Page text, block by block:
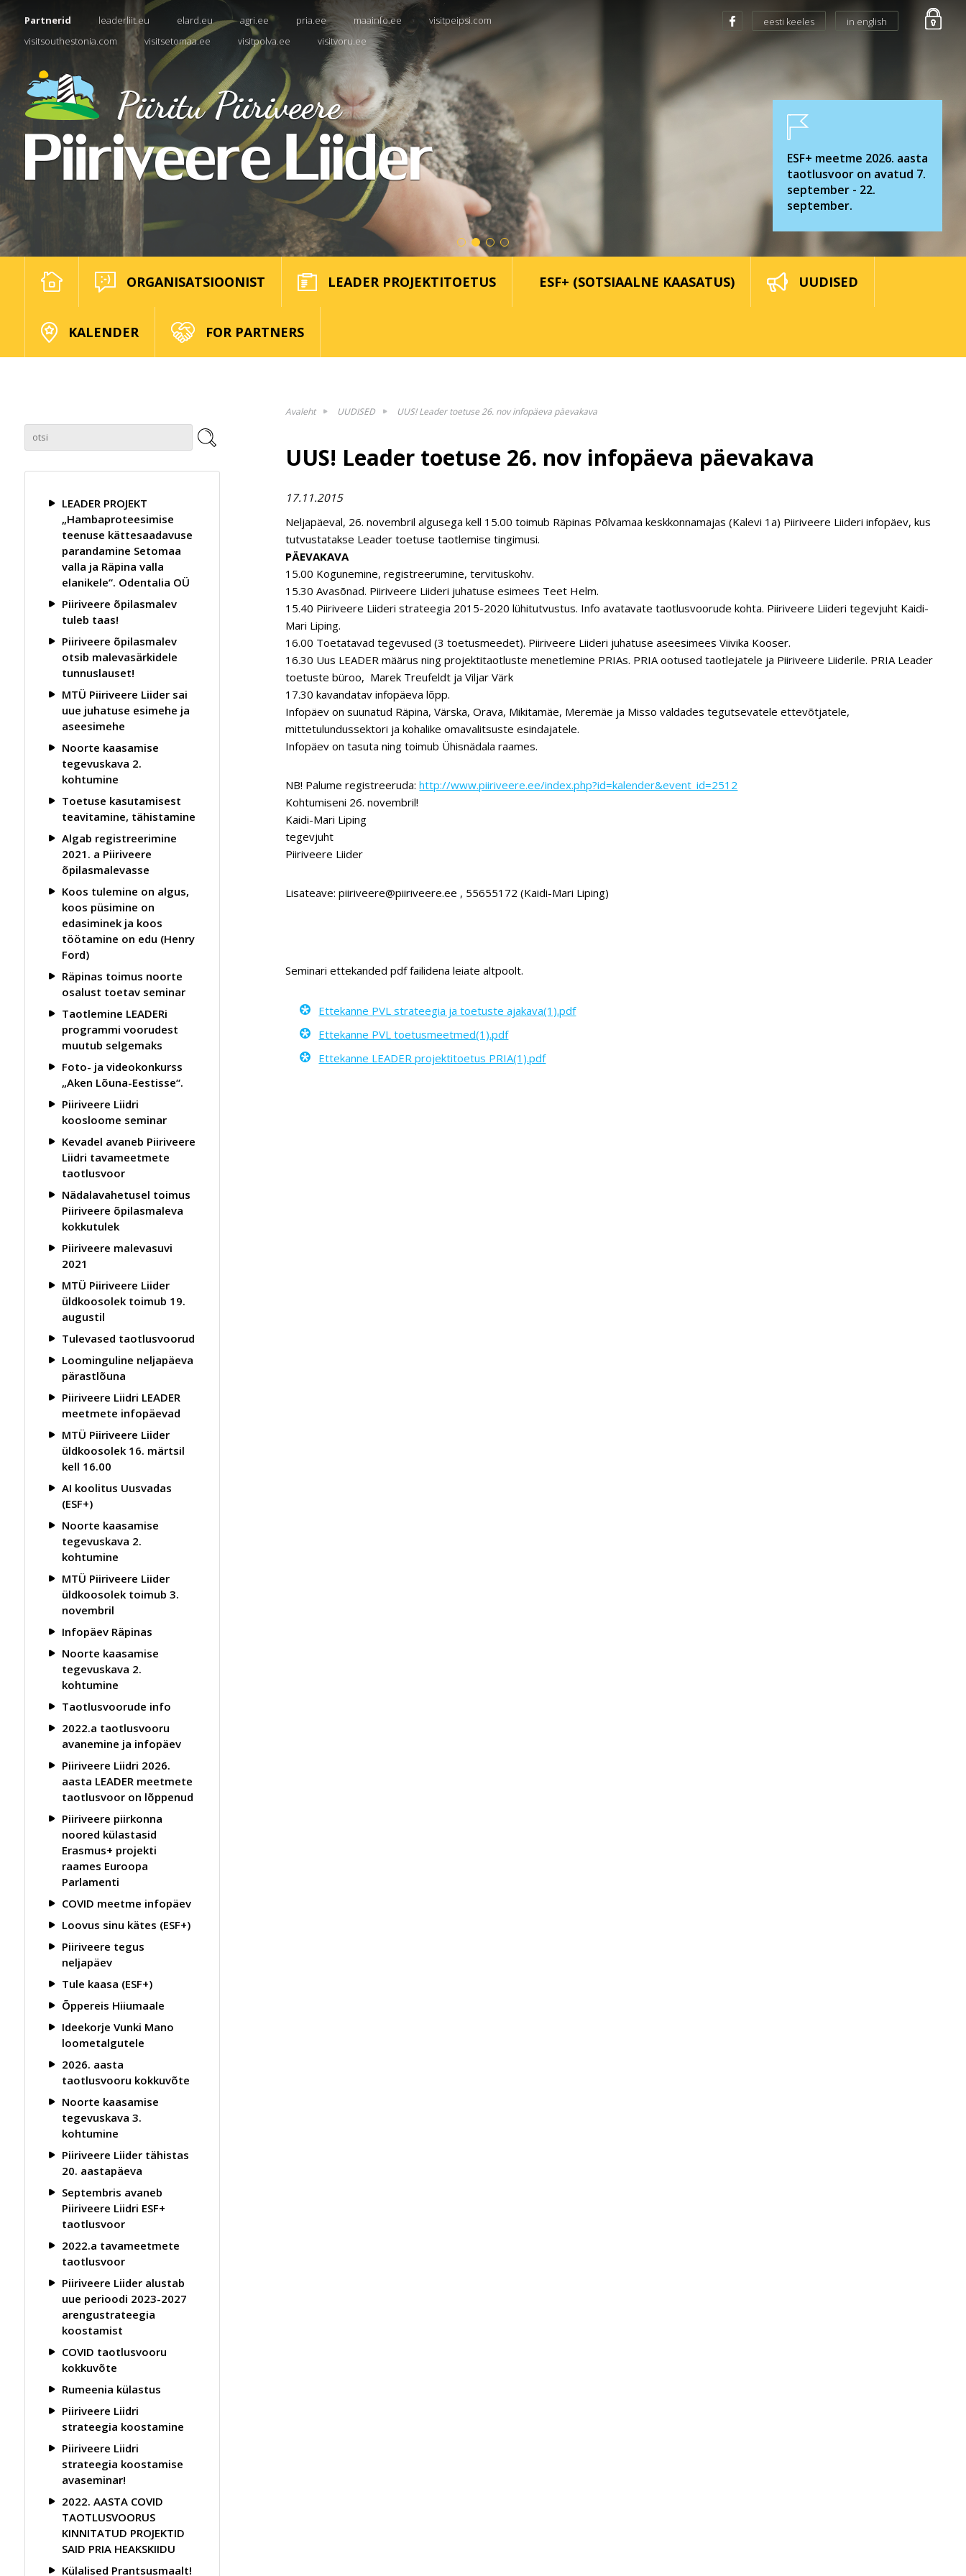
Partnerid leaderliit.eu elard.eu agri.ee pria.ee maainfo.ee
visitpeipsi.com
visitsouthestonia.com
visitsetomaa.ee visitpolva.ee visitvoru.ee
eesti keeles in english
ESF+ meetme 2026. aasta
taotlusvoor on avatud 7.
september - 22.
september.
ORGANISATSIOONIST LEADER PROJEKTITOETUS ESF+ (SOTSIAALNE KAASATUS) UUDISED
KALENDER FOR PARTNERS
LEADER PROJEKT
„Hambaproteesimise
teenuse kättesaadavuse
parandamine Setomaa
valla ja Räpina valla
elanikele“. Odentalia OÜ
Piiriveere õpilasmalev
tuleb taas!
Piiriveere õpilasmalev
otsib malevasärkidele
tunnuslauset!
MTÜ Piiriveere Liider sai
uue juhatuse esimehe ja
aseesimehe
Noorte kaasamise
tegevuskava 2.
kohtumine
Toetuse kasutamisest
teavitamine, tähistamine
Algab registreerimine
2021. a Piiriveere
õpilasmalevasse
Koos tulemine on algus,
koos püsimine on
edasiminek ja koos
töötamine on edu (Henry
Ford)
Räpinas toimus noorte
osalust toetav seminar
Taotlemine LEADERi
programmi voorudest
muutub selgemaks
Foto- ja videokonkurss
„Aken Lõuna-Eestisse“.
Piiriveere Liidri
koosloome seminar
Kevadel avaneb Piiriveere
Liidri tavameetmete
taotlusvoor
Nädalavahetusel toimus
Piiriveere õpilasmaleva
kokkutulek
Piiriveere malevasuvi
2021
MTÜ Piiriveere Liider
üldkoosolek toimub 19.
augustil
Tulevased taotlusvoorud
Loominguline neljapäeva
pärastlõuna
Piiriveere Liidri LEADER
meetmete infopäevad
MTÜ Piiriveere Liider
üldkoosolek 16. märtsil
kell 16.00
AI koolitus Uusvadas
(ESF+)
Noorte kaasamise
tegevuskava 2.
kohtumine
MTÜ Piiriveere Liider
üldkoosolek toimub 3.
novembril
Infopäev Räpinas
Noorte kaasamise
tegevuskava 2.
kohtumine
Taotlusvoorude info
2022.a taotlusvooru
avanemine ja infopäev
Piiriveere Liidri 2026.
aasta LEADER meetmete
taotlusvoor on lõppenud
Piiriveere piirkonna
noored külastasid
Erasmus+ projekti
raames Euroopa
Parlamenti
COVID meetme infopäev
Loovus sinu kätes (ESF+)
Piiriveere tegus
neljapäev
Tule kaasa (ESF+)
Õppereis Hiiumaale
Ideekorje Vunki Mano
loometalgutele
2026. aasta
taotlusvooru kokkuvõte
Noorte kaasamise
tegevuskava 3.
kohtumine
Piiriveere Liider tähistas
20. aastapäeva
Septembris avaneb
Piiriveere Liidri ESF+
taotlusvoor
2022.a tavameetmete
taotlusvoor
Piiriveere Liider alustab
uue perioodi 2023-2027
arengustrateegia
koostamist
COVID taotlusvooru
kokkuvõte
Rumeenia külastus
Piiriveere Liidri
strateegia koostamine
Piiriveere Liidri
strateegia koostamise
avaseminar!
2022. AASTA COVID
TAOTLUSVOORUS
KINNITATUD PROJEKTID
SAID PRIA HEAKSKIIDU
Külalised Prantsusmaalt!
Avaleht UUDISED UUS! Leader toetuse 26. nov infopäeva päevakava
UUS! Leader toetuse 26. nov infopäeva päevakava
17.11.2015
Neljapäeval, 26. novembril algusega kell 15.00 toimub Räpinas Põlvamaa keskkonnamajas (Kalevi 1a) Piiriveere Liideri infopäev, kus
tutvustatakse Leader toetuse taotlemise tingimusi.
PÄEVAKAVA
15.00 Kogunemine, registreerumine, tervituskohv.
15.30 Avasõnad. Piiriveere Liideri juhatuse esimees Teet Helm.
15.40 Piiriveere Liideri strateegia 2015-2020 lühitutvustus. Info avatavate taotlusvoorude kohta. Piiriveere Liideri tegevjuht Kaidi-
Mari Liping.
16.00 Toetatavad tegevused (3 toetusmeedet). Piiriveere Liideri juhatuse aseesimees Viivika Kooser.
16.30 Uus LEADER määrus ning projektitaotluste menetlemine PRIAs. PRIA ootused taotlejatele ja Piiriveere Liiderile. PRIA Leader
toetuste büroo, Marek Treufeldt ja Viljar Värk
17.30 kavandatav infopäeva lõpp.
Infopäev on suunatud Räpina, Värska, Orava, Mikitamäe, Meremäe ja Misso valdades tegutsevatele ettevõtjatele,
mittetulundussektori ja kohalike omavalitsuste esindajatele.
Infopäev on tasuta ning toimub Ühisnädala raames.
NB! Palume registreeruda:http://www.piiriveere.ee/index.php?id=kalender&event_id=2512
Kohtumiseni 26. novembril!
Kaidi-Mari Liping
tegevjuht
Piiriveere Liider
Lisateave: piiriveere@piiriveere.ee , 55655172 (Kaidi-Mari Liping)
Seminari ettekanded pdf failidena leiate altpoolt.
Ettekanne PVL strateegia ja toetuste ajakava(1).pdf
Ettekanne PVL toetusmeetmed(1).pdf
Ettekanne LEADER projektitoetus PRIA(1).pdf